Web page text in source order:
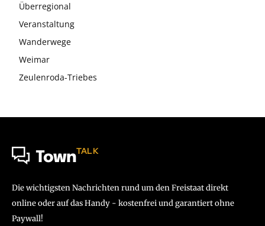
Überregional
Veranstaltung
Wanderwege
Weimar
Zeulenroda-Triebes
TownTALK
Die wichtigsten Nachrichten rund um den Freistaat direkt
online oder auf das Handy - kostenfrei und garantiert ohne
Paywall!